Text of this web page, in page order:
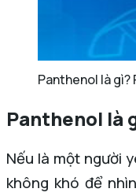
Panthenol là gì?
Panthenol là
Nếu là một người
không khó để